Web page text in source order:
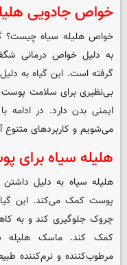
خواص جادویی
خواص هلیله سیاه چیست؟
به دلیل خواص درمانی
گرفته است. این گیاه به
بی‌نظیری برای سلامت
ایمنی بدن دارد. در ادامه
می‌شویم و کاربردهای متنوع
هلیله سیاه برای
هلیله سیاه به دلیل
پوست کمک می‌کند. این
چروک جلوگیری کند و به
کمک کند. ماسک هلیله
مرطوب‌کننده و نرم‌کننده